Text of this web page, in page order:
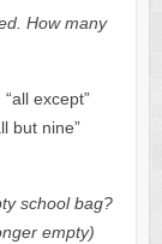
d. Hоw mаnу
“аll еxcеpt”
but ninе”
уschооl bаg?
еmptу)